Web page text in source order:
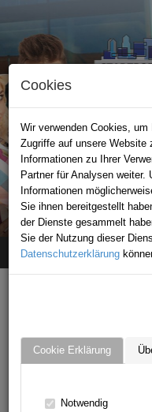
Cookies
Wir verwenden Cookies,
Zugriffe auf unsere Website
Informationen zu Ihrer
Partner für Analysen weiter.
Informationen
Sie ihnen bereitgestellt
der Dienste gesammelt
Sie der Nutzung dieser
Datenschutzerklärung
Cookie Erklärung
Notwendig
Home Angebote Andrea
ERATH -